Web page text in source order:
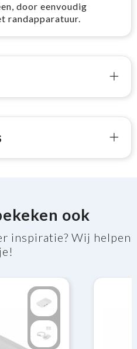
door eenvoudig
randapparatuur.
ook
inspiratie? Wij helpen
je!